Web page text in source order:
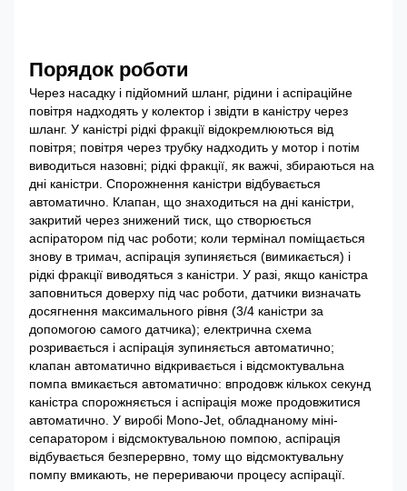
Порядок роботи
Через насадку і підйомний шланг, рідини і аспіраційне
повітря надходять у колектор і звідти в каністру через
шланг. У каністрі рідкі фракції відокремлюються від
повітря; повітря через трубку надходить у мотор і потім
виводиться назовні; рідкі фракції, як важчі, збираються на
дні каністри. Спорожнення каністри відбувається
автоматично. Клапан, що знаходиться на дні каністри,
закритий через знижений тиск, що створюється
аспіратором під час роботи; коли термінал поміщається
знову в тримач, аспірація зупиняється (вимикається) і
рідкі фракції виводяться з каністри. У разі, якщо каністра
заповниться доверху під час роботи, датчики визначать
досягнення максимального рівня (3/4 каністри за
допомогою самого датчика); електрична схема
розривається і аспірація зупиняється автоматично;
клапан автоматично відкривається і відсмоктувальна
помпа вмикається автоматично: впродовж кількох секунд
каністра спорожняється і аспірація може продовжитися
автоматично. У виробі Mono-Jet, обладнаному міні-
сепаратором і відсмоктувальною помпою, аспірація
відбувається безперервно, тому що відсмоктувальну
помпу вмикають, не перериваючи процесу аспірації.